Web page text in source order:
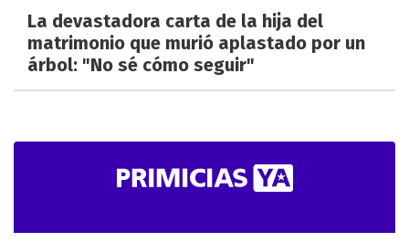
La devastadora carta de la hija del
matrimonio que murió aplastado por un
árbol: "No sé cómo seguir"